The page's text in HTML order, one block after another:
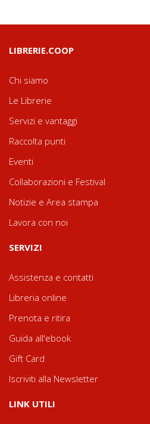
LIBRERIE.COOP
Chi siamo
Le Librerie
Servizi e vantaggi
Raccolta punti
Eventi
Collaborazioni e Festival
Notizie e Area stampa
Lavora con noi
SERVIZI
Assistenza e contatti
Libreria online
Prenota e ritira
Guida all'ebook
Gift Card
Iscriviti alla Newsletter
LINK UTILI